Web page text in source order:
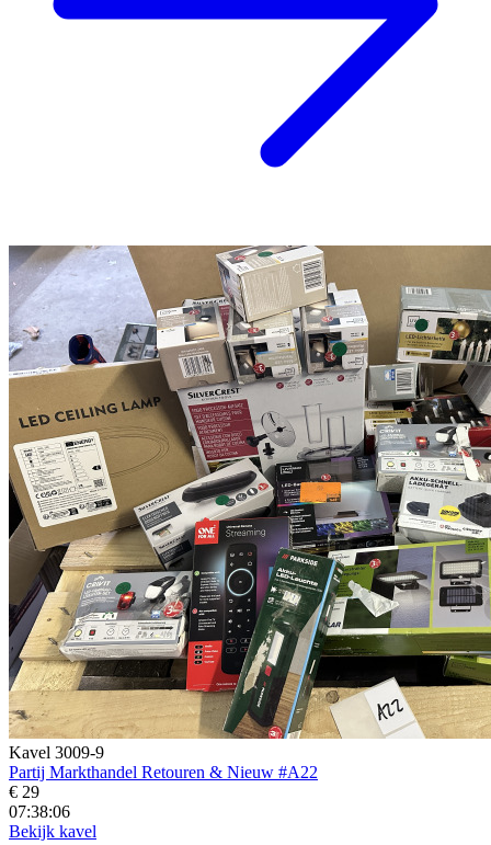
Kavel 3009-9
Partij Markthandel Retouren & Nieuw #A22
€ 29
07:38:04
Bekijk kavel